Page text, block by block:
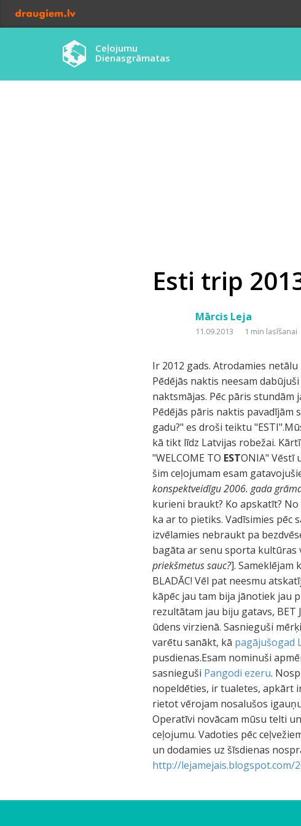
Ceļojumu
Dienasgrāmatas
Esti trip
Mārcis Leja
11.09.2013 1 min lasīšanai
Ir 2012 gads. Atrodamies
Pēdējās naktis neesam
naktsmājas. Pēc pāris stundām
Pēdējās pāris naktis pavadījām
gadu?" es droši teiktu
kā tikt līdz Latvijas robežai.
"WELCOME TO ESTONIA" Vēstī
šim ceļojumam esam
konspektveidīgu 2006. gada
kurieni braukt? Ko apskatīt?
ka ar to pietiks. Vadīsimies pēc
izvēlamies nebraukt pa
bagāta ar senu sporta kultūras
priekšmetus sauc?]. Sameklējam
BLADĀC! Vēl pat neesmu
kāpēc jau tam bija jānotiek jau
rezultātam jau biju gatavs, BET
ūdens virzienā. Sasnieguši
varētu sanākt, kā pagājušogad
pusdienas.Esam nominuši
sasnieguši Pangodi ezeru.
nopeldēties, ir tualetes, apkārt
rietot vērojam nosalušos
Operatīvi novācam mūsu telti
ceļojumu. Vadoties pēc
un dodamies uz šīsdienas
http://lejamejais.blogspot.com/